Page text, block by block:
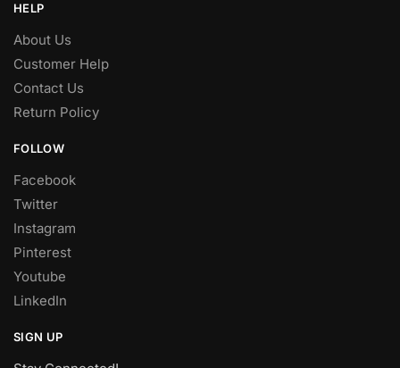
HELP
About Us
Customer Help
Contact Us
Return Policy
FOLLOW
Facebook
Twitter
Instagram
Pinterest
Youtube
LinkedIn
SIGN UP